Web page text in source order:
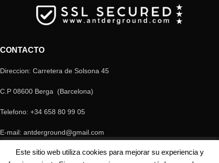
CONTACTO
Direccion: Carretera de Solsona 45
C.P 08600 Berga (Barcelona)
Telefono: +34 658 80 99 05
E-mail: antderground@gmail.com
Este sitio web utiliza cookies para mejorar su experiencia y